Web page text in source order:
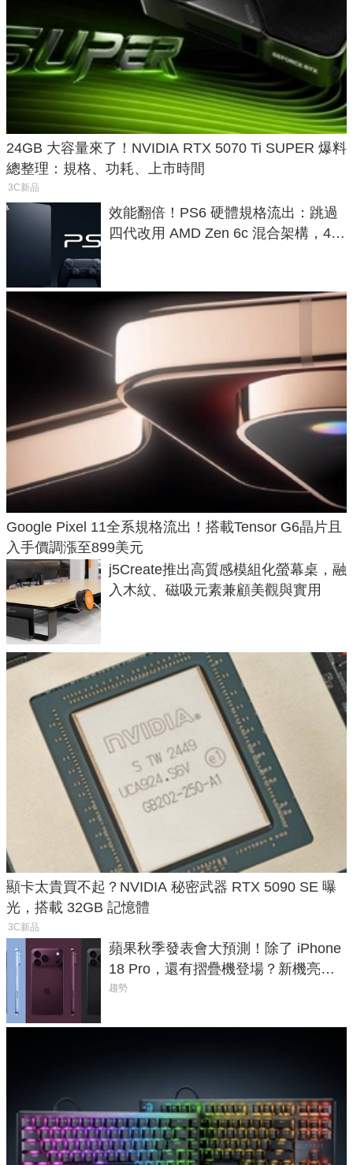
24GB 大容量來了！NVIDIA RTX 5070 Ti SUPER 爆料
總整理：規格、功耗、上市時間
3C新品
效能翻倍！PS6 硬體規格流出：跳過
四代改用 AMD Zen 6c 混合架構，4K
Google Pixel 11全系規格流出！搭載Tensor G6晶片且
入手價調漲至899美元
j5Create推出高質感模組化螢幕桌，融
入木紋、磁吸元素兼顧美觀與實用
顯卡太貴買不起？NVIDIA 秘密武器 RTX 5090 SE 曝
光，搭載 32GB 記憶體
3C新品
蘋果秋季發表會大預測！除了 iPhone
18 Pro，還有摺疊機登場？新機亮點
預測一次看
趨勢